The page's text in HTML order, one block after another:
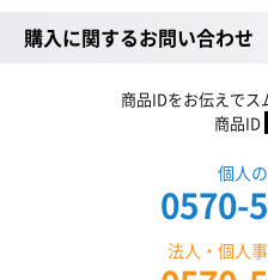
購入に関するお問い合わせ
商品IDをお伝えでス
商品ID
個人
0570-
法人・個人